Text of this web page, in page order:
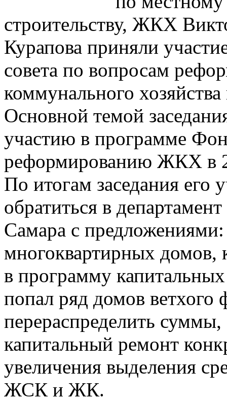
строительству, ЖКХ
Курапова приняли
совета по вопросам
коммунального
Основной темой
участию в программе
реформированию ЖКХ в
По итогам заседания его
обратиться в
Самара с
многоквартирных домов,
в программу
попал ряд домов ветхого
перераспределить
капитальный ремонт
увеличения выделения
ЖСК и ЖК.